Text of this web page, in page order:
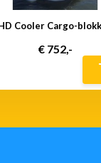
Cooler Cargo-
€ 752,-